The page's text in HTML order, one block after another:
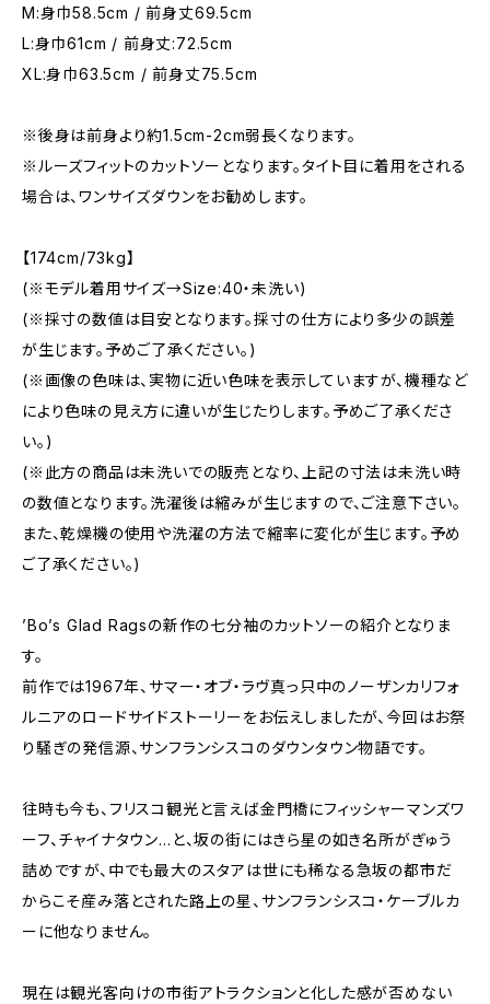
M:身巾58.5cm / 前身丈69.5cm
L:身巾61cm / 前身丈:72.5cm
XL:身巾63.5cm / 前身丈75.5cm
※後身は前身より約1.5cm-2cm弱長くなります。
※ルーズフィットのカットソーとなります。タイト目に着用をされる
場合は、ワンサイズダウンをお勧めします。
【174cm/73kg】
(※モデル着用サイズ→Size:40・未洗い)
(※採寸の数値は目安となります。採寸の仕方により多少の誤差
が生じます。予めご了承ください。)
(※画像の色味は、実物に近い色味を表示していますが、機種など
により色味の見え方に違いが生じたりします。予めご了承くださ
い。)
(※此方の商品は未洗いでの販売となり、上記の寸法は未洗い時
の数値となります。洗濯後は縮みが生じますので、ご注意下さい。
また、乾燥機の使用や洗濯の方法で縮率に変化が生じます。予め
ご了承ください。)
’Bo’s Glad Ragsの新作の七分袖のカットソーの紹介となりま
す。
前作では1967年、サマー・オブ・ラヴ真っ只中のノーザンカリフォ
ルニアのロードサイドストーリーをお伝えしましたが、今回はお祭
り騒ぎの発信源、サンフランシスコのダウンタウン物語です。
往時も今も、フリスコ観光と言えば金門橋にフィッシャーマンズワ
ーフ、チャイナタウン…と、坂の街にはきら星の如き名所がぎゅう
詰めですが、中でも最大のスタアは世にも稀なる急坂の都市だ
からこそ産み落とされた路上の星、サンフランシスコ・ケーブルカ
ーに他なりません。
現在は観光客向けの市街アトラクションと化した感が否めない